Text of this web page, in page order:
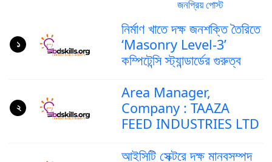
জনপ্রিয় পোস্ট
নির্মাণ খাতে দক্ষ জনশক্তি তৈরিতে
‘Masonry Level-3’
কম্পিটেন্সি স্ট্যান্ডার্ডের গুরুত্ব
১
Area Manager,
Company : TAAZA
FEED INDUSTRIES LTD
২
আইসিটি সেক্টরে দক্ষ মানবসম্পদ